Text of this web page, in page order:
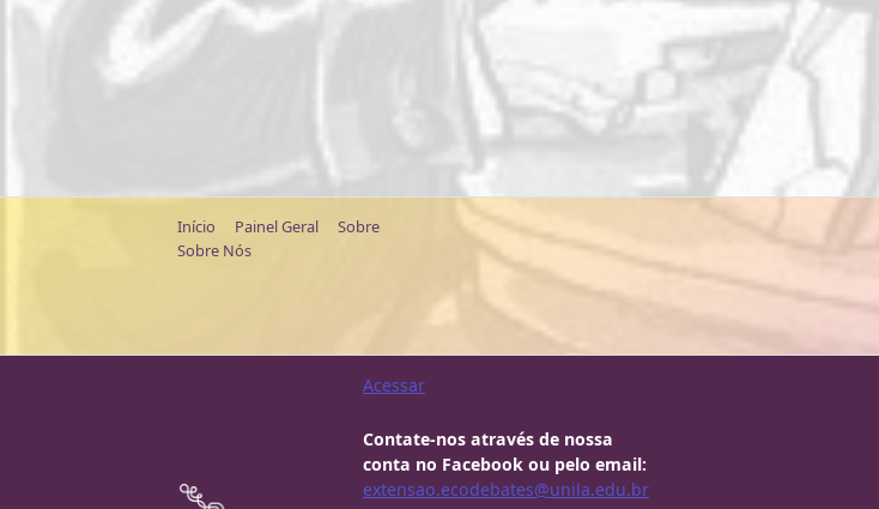
Início Painel Geral
Sobre
Sobre Nós
Acessar
Contate-nos através de nossa
conta no Facebook ou pelo email:
extensao.ecodebates@unila.edu.br